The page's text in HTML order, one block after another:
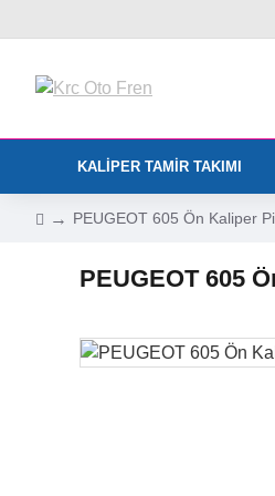
KALIPER TAMIR TAKIMI
PEUGEOT 605 Ön Kaliper
PEUGEOT 605